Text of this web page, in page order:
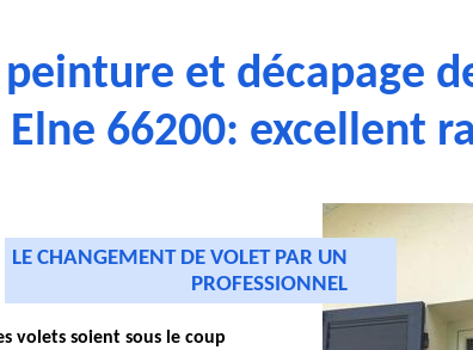
et décapage
Elne 66200: excellent
LE CHANGEMENT DE VOLET PAR UN
PROFESSIONNEL
volets soient sous le coup